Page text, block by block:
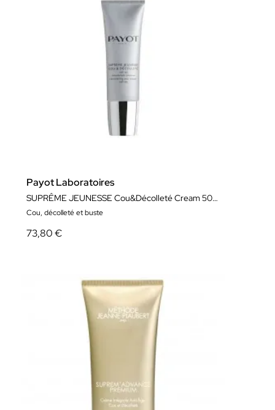
Payot Laboratoires
SUPRÊME JEUNESSE Cou&Décolleté Cream 50ml
Cou, décolleté et buste
73,80 €